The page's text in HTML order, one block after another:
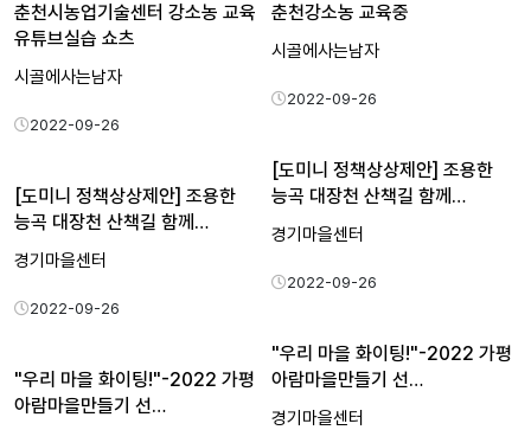
춘천시농업기술센터 강소농 교육
유튜브실습 쇼츠
시골에사는남자
2022-09-26
춘천강소농 교육중
시골에사는남자
2022-09-26
[도미니 정책상상제안] 조용한
능곡 대장천 산책길 함께…
경기마을센터
2022-09-26
[도미니 정책상상제안] 조용한
능곡 대장천 산책길 함께…
경기마을센터
2022-09-26
"우리 마을 화이팅!"-2022 가평
아람마을만들기 선…
경기마을센터
"우리 마을 화이팅!"-2022 가평
아람마을만들기 선…